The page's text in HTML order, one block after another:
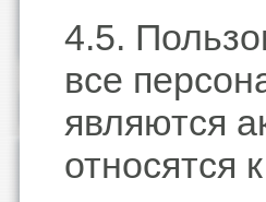
4.5.
все
являются
относятся